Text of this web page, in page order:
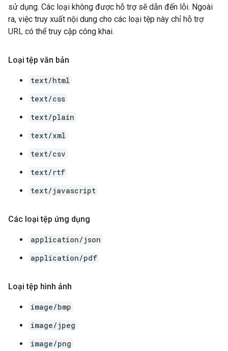
sử dụng. Các loại không được hỗ trợ sẽ dẫn đến lỗi. Ngoài
ra, việc truy xuất nội dung cho các loại tệp này chỉ hỗ trợ
URL có thể truy cập công khai.
Loại tệp văn bản
text/html
text/css
text/plain
text/xml
text/csv
text/rtf
text/javascript
Các loại tệp ứng dụng
application/json
application/pdf
Loại tệp hình ảnh
image/bmp
image/jpeg
image/png